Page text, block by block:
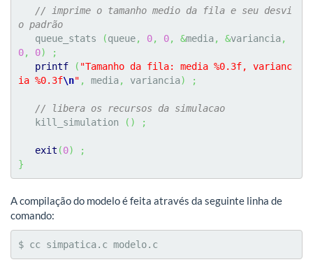
// imprime o tamanho medio da fila e seu desvi
o padrão
   queue_stats
(queue, 0, 0, &media, &variancia,
0, 0)
;
printf
( "Tamanho da fila: media %0.3f, varianc
ia %0.3f\n" , media, variancia) ;
// libera os recursos da simulacao
   kill_simulation
( ) ;
exit (0)
;
}
A compilação do modelo é feita através da seguinte linha de
comando:
$ cc simpatica.c modelo.c